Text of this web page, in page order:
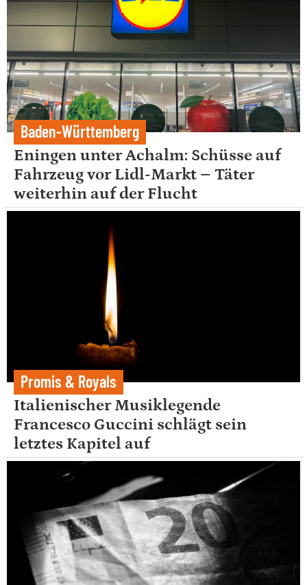
Baden-Württemberg
Eningen unter Achalm: Schüsse auf
Fahrzeug vor Lidl-Markt – Täter
weiterhin auf der Flucht
Promis & Royals
Italienischer Musiklegende
Francesco Guccini schlägt sein
letztes Kapitel auf